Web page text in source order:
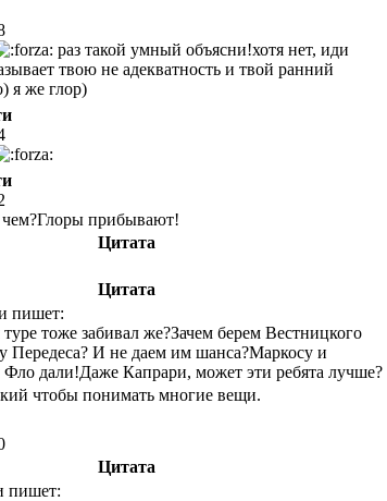
раз такой умный объясни!хотя нет, иди
твою не адекватность и твой ранний
я же глор)
прибывают!
Цитата
Цитата
пишет:
тоже забивал же?Зачем берем Вестницкого
И не даем им шанса?Маркосу и
дали!Даже Капрари, может эти ребята лучше?
чтобы понимать многие вещи.
Цитата
пишет: